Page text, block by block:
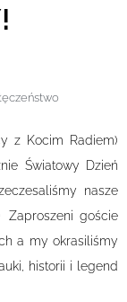
z Kocim Radiem)
Światowy Dzień
nasze
goście
a my okrasiliśmy
historii i legend